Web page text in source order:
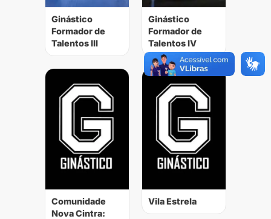
Ginástico
Formador de
Talentos III
Ginástico
Formador de
Talentos IV
Comunidade
Nova Cintra:
Vila Estrela